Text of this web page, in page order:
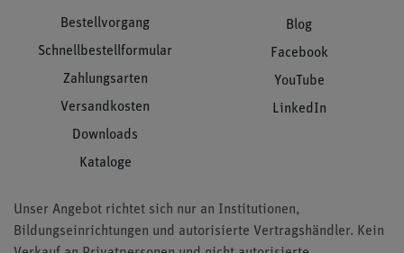
Bestellvorgang
Schnellbestellformular
Zahlungsarten
Versandkosten
Downloads
Kataloge
Blog
Facebook
YouTube
LinkedIn
Unser Angebot richtet sich nur an Institutionen,
Bildungseinrichtungen und autorisierte Vertragshändler. Kein